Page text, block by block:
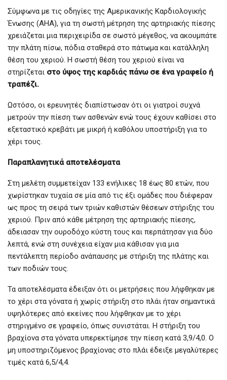
Σύμφωνα με τις οδηγίες της Αμερικανικής Καρδιολογικής
Ένωσης (AHA), για τη σωστή μέτρηση της αρτηριακής πίεσης
χρειάζεται μια περιχειρίδα σε σωστό μέγεθος, να ακουμπάτε
την πλάτη πίσω, πόδια σταθερά στο πάτωμα και κατάλληλη
θέση του χεριού. Η σωστή θέση του χεριού είναι να
στηρίζεται στο ύψος της καρδιάς πάνω σε ένα γραφείο ή
τραπέζι.
Ωστόσο, οι ερευνητές διαπίστωσαν ότι οι γιατροί συχνά
μετρούν την πίεση των ασθενών ενώ τους έχουν καθίσει στο
εξεταστικό κρεβάτι με μικρή ή καθόλου υποστήριξη για το
χέρι τους.
Παραπλανητικά αποτελέσματα
Στη μελέτη συμμετείχαν 133 ενήλικες 18 έως 80 ετών, που
χωρίστηκαν τυχαία σε μία από τις έξι ομάδες που διέφεραν
ως προς τη σειρά των τριών καθιστών θέσεων στήριξης του
χεριού. Πριν από κάθε μέτρηση της αρτηριακής πίεσης,
άδειασαν την ουροδόχο κύστη τους και περπάτησαν για δύο
λεπτά, ενώ στη συνέχεια είχαν μια κάθισαν για μια
πεντάλεπτη περίοδο ανάπαυσης με στήριξη της πλάτης και
των ποδιών τους.
Τα αποτελέσματα έδειξαν ότι οι μετρήσεις που λήφθηκαν με
το χέρι στα γόνατα ή χωρίς στήριξη στο πλάι ήταν σημαντικά
υψηλότερες από εκείνες που λήφθηκαν με το χέρι
στηριγμένο σε γραφείο, όπως συνιστάται. Η στήριξη του
βραχίονα στα γόνατα υπερεκτίμησε την πίεση κατά 3,9/4,0. Ο
μη υποστηριζόμενος βραχίονας στο πλάι έδειξε μεγαλύτερες
τιμές κατά 6,5/4,4.